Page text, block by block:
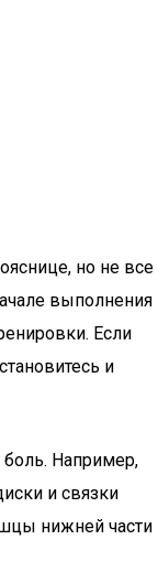
но не все
выполнения
Если
и
боль. Например,
и связки
нижней части